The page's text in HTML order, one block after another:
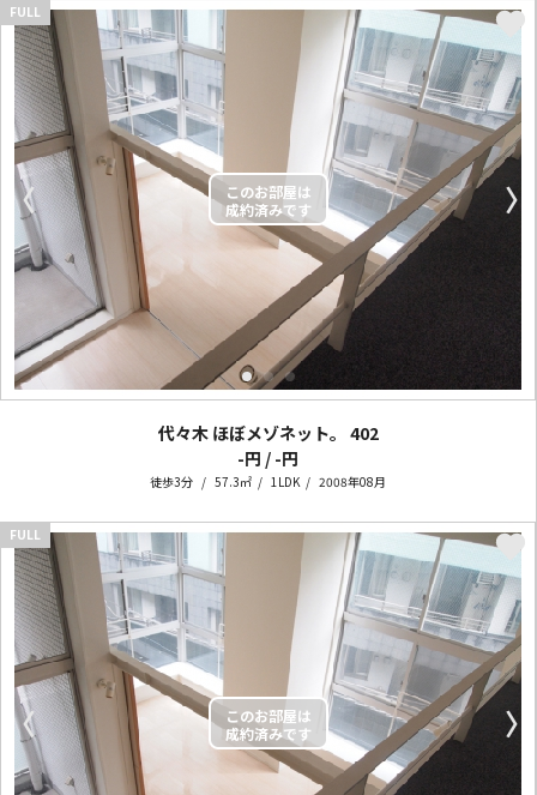
〈 〉
FULL
代々木 ほぼメゾネット。 402
-円 / -円
徒歩3分 57.3㎡ 1LDK 2008年08月
〈 〉
FULL